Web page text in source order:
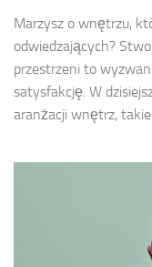
Marzysz o wnętrzu,
odwiedzających?
przestrzeni to
satysfakcję. W
aranżacji wnętrz, takie